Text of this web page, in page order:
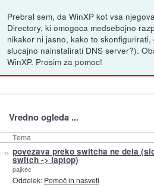
Prebral sem, da WinXP kot vsa
Directory, ki omogoca medsebojno
nikakor ni jasno, kako to
slucajno nainstalirati DNS server?).
WinXP. Prosim za pomoc!
Vredno ogleda ...
Tema
» povezava preko switcha ne dela
switch -> laptop)
pajkec
Oddelek: Pomoč in nasveti